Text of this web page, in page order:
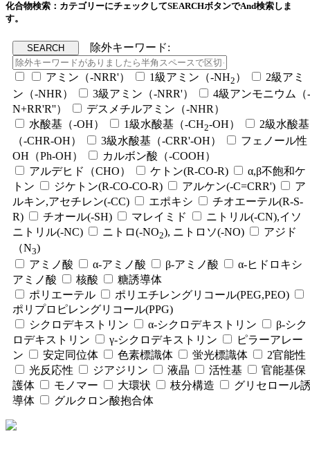
化合物検索：カテゴリーにチェックしてSEARCHボタンでAnd検索しま
す。
除外キーワード:
アミン（-NRR'） 1級アミン（-NH2 ）
2級アミ
ン（-NHR）
3級アミン（-NRR'）
4級アンモニウム（-
N+RR'R''）
デスメチルアミン（-NHR）
水酸基（-OH）
1級水酸基（-CH2-OH）
2級水酸基
（-CHR-OH）
3級水酸基（-CRR'-OH）
フェノール性
OH（Ph-OH）
カルボン酸（-COOH）
アルデヒド（CHO）
ケトン(R-CO-R)
α,β不飽和ケ
トン
ジケトン(R-CO-CO-R) アルケン(-C=CRR')
ア
ルキン,アセチレン(-CC)
エポキシ
チオエーテル(R-S-
R)
チオール(-SH) マレイミド
ニトリル(-CN),イソ
ニトリル(-NC)
ニトロ(-NO2), ニトロソ(-NO)
アジド
（N3)
アミノ酸
α-アミノ酸 β-アミノ酸
α-ヒドロキシ
アミノ酸
核酸
糖誘導体
ポリエーテル
ポリエチレングリコール(PEG,PEO)
ポリプロピレングリコール(PPG)
シクロデキストリン
α-シクロデキストリン
β-シク
ロデキストリン
γ-シクロデキストリン
ピラーアレー
ン
安定同位体 色素標識体 蛍光標識体
2官能性
光反応性
ジアジリン 液晶 活性基
官能基保
護体
モノマー 大環状 枝分構造
グリセロール
導体
グルクロン酸抱合体